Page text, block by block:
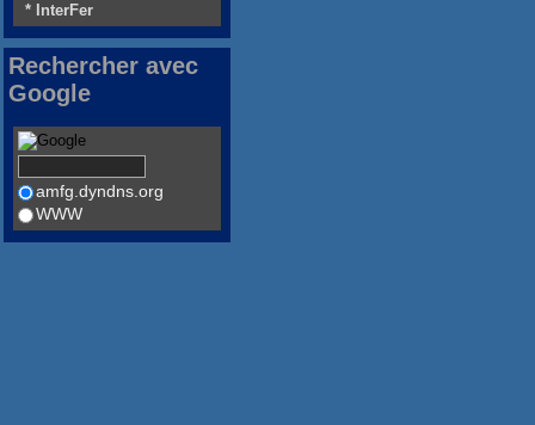
* InterFer
Rechercher avec
Google
amfg.dyndns.org
WWW